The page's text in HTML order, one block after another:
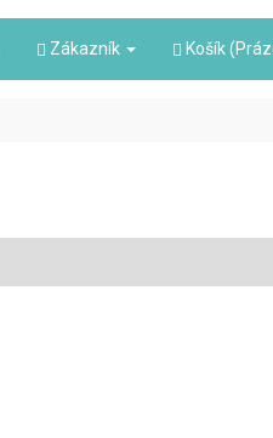
Zákazník Košík